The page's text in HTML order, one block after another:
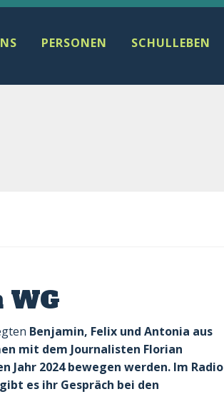
PERSONEN SCHULLEBEN
Benjamin, Felix und Antonia aus
mit dem Journalisten Florian
Jahr 2024 bewegen werden. Im Radio
es ihr Gespräch bei den